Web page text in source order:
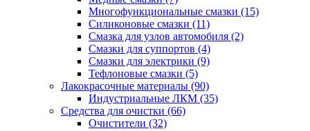
Многофункциональные смазки (15)
Силиконовые смазки (11)
Смазка для узлов автомобиля (2)
Смазки для суппортов (4)
Смазки для электрики (9)
Тефлоновые смазки (5)
Лакокрасочные материалы (90)
Индустриальные ЛКМ (35)
Средства для очистки (66)
Очистители (32)